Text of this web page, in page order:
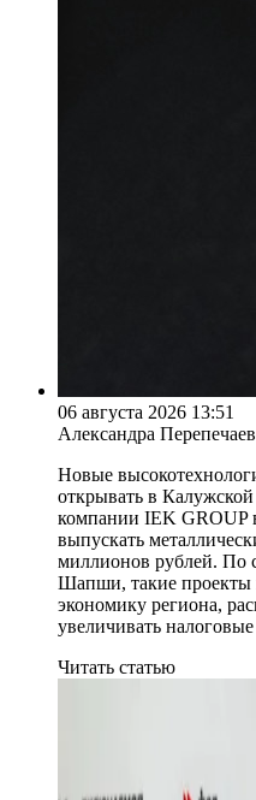
06 августа 2026 13:51
Александра
Новые
открывать в
компании IEK GROUP
выпускать
миллионов рублей. По
Шапши, такие проекты
экономику региона,
увеличивать
Читать статью